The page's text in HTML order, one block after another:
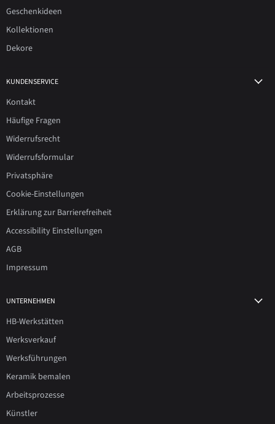
Geschenkideen
Kollektionen
Dekore
KUNDENSERVICE
Kontakt
Häufige Fragen
Widerrufsrecht
Widerrufsformular
Privatsphäre
Cookie-Einstellungen
Erklärung zur Barrierefreiheit
Accessibility Einstellungen
AGB
Impressum
UNTERNEHMEN
HB-Werkstätten
Werksverkauf
Werksführungen
Keramik bemalen
Arbeitsprozesse
Künstler